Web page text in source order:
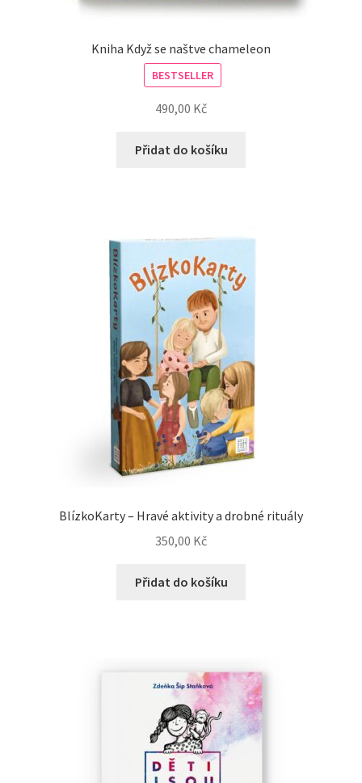
Kniha Když se naštve chameleon
BESTSELLER
490,00 Kč
Přidat do košíku
BlízkoKarty – Hravé aktivity a drobné rituály
350,00 Kč
Přidat do košíku